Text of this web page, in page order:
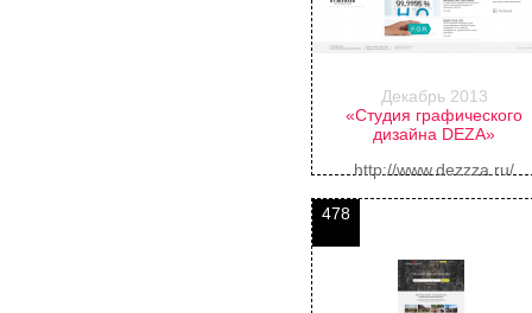
Декабрь 2013
«Студия графического
дизайна DEZA»
http://www.dezzza.ru/
478